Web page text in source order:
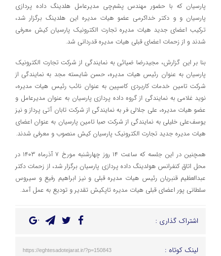
پارسیان که با حضور مهندس پشم‌چی مدیرعامل هلدینگ داده پردازی
پارسیان و و دکتر خداکرمی عضو هیات مدیره این هلدینگ برگزار شد،
ترکیب اعضای جدید هیات مدیره تجارت الکترونیک پارسیان کیش معرفی
شدند و از زحمات اعضای قبلی هیات مدیره قدردانی شد.
بنا بر این گزارش، مجیدرضا ضیائی به نمایندگی از شرکت تجارت الکترونیک
پارسیان به عنوان رئیس هیات مدیره، حسن شایسته مجد به نمایندگی از
شرکت تامین خدمات کاربردی کاسپین به عنوان نائب رئیس هیات مدیره،
نوید غلامی به نمایندگی از گروه داده پردازی پارسیان به عنوان مدیرعامل و
عضو هیات مدیره، علی جلالی فر به نمایندگی از شرکت تابان آتی پرداز و نیز
یوسف‌علی خلیلی به نمایندگی از شرکت صبا تامین پارسیان به عنوان اعضای
هیات مدیره جدید تجارت الکترونیک پارسیان کیش منصوب و معرفی شدند.
همچنین در این جلسه که ساعت ۱۴ روز چهارشنبه مورخ ۷ آذرماه ۱۴۰۳ در
محل اتاق کنفرانس هولدینگ داده پردازی پارسیان برگزار شد، از زحمات دکتر
عبدالعظیم قنبریان رئیس هیات مدیره قبلی و نیز ابراهیم رفیع و سیروس
سلطانی پور اعضای قبلی هیات مدیره تاپکیش تقدیر و تودیع به عمل آمد.
اشتراک گذاری :
لینک کوتاه : https://eghtesadotejarat.ir/?p=150843